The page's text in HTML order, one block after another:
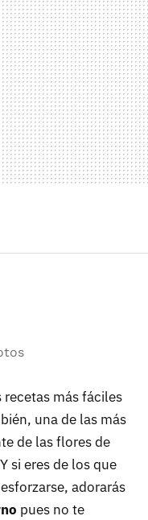
recetas más fáciles
una de las más
de las flores de
si eres de los que
adorarás
pues no te